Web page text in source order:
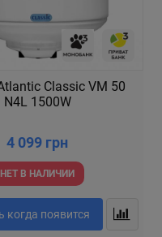
Classic VM 50
N4L 1500W
4 099 грн
НЕТ В НАЛИЧИИ
когда появится